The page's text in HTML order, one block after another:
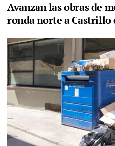
Avanzan las obras de
ronda norte a Castrillo